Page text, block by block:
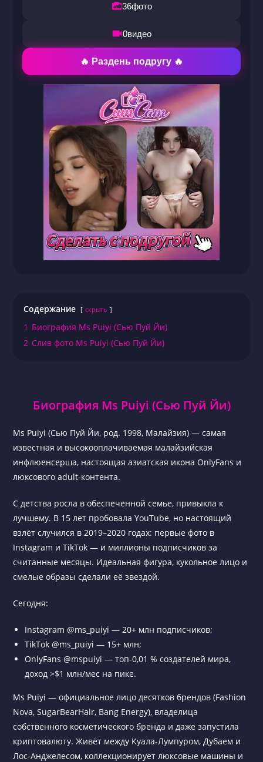
36фото
0видео
🔥 Раздень подругу 🔥
Содержание скрыть
1 Биография Ms Puiyi (Сью Пуй Йи)
2 Слив фото Ms Puiyi (Сью Пуй Йи)
Биография Ms Puiyi (Сью Пуй Йи)
Ms Puiyi (Сью Пуй Йи, род. 1998, Малайзия) — самая
известная и высокооплачиваемая малайзийская
инфлюенсерша, настоящая азиатская икона OnlyFans и
люксового adult-контента.
С детства росла в обеспеченной семье, привыкла к
лучшему. В 15 лет пробовала YouTube, но настоящий
взлёт случился в 2019–2020 годах: первые фото в
Instagram и TikTok — и миллионы подписчиков за
считанные месяцы. Идеальная фигура, кукольное лицо и
смелые образы сделали её звездой.
Сегодня:
Instagram @ms_puiyi — 20+ млн подписчиков;
TikTok @ms_puiyi — 15+ млн;
OnlyFans @mspuiyi — топ-0,01 % создателей мира,
доход >$1 млн/мес на пике.
Ms Puiyi — официальное лицо десятков брендов (Fashion
Nova, SugarBearHair, Bang Energy), владелица
собственного косметического бренда и даже запустила
криптовалюту. Живёт между Куала-Лумпуром, Дубаем и
Лос-Анджелесом, коллекционирует люксовые машины и